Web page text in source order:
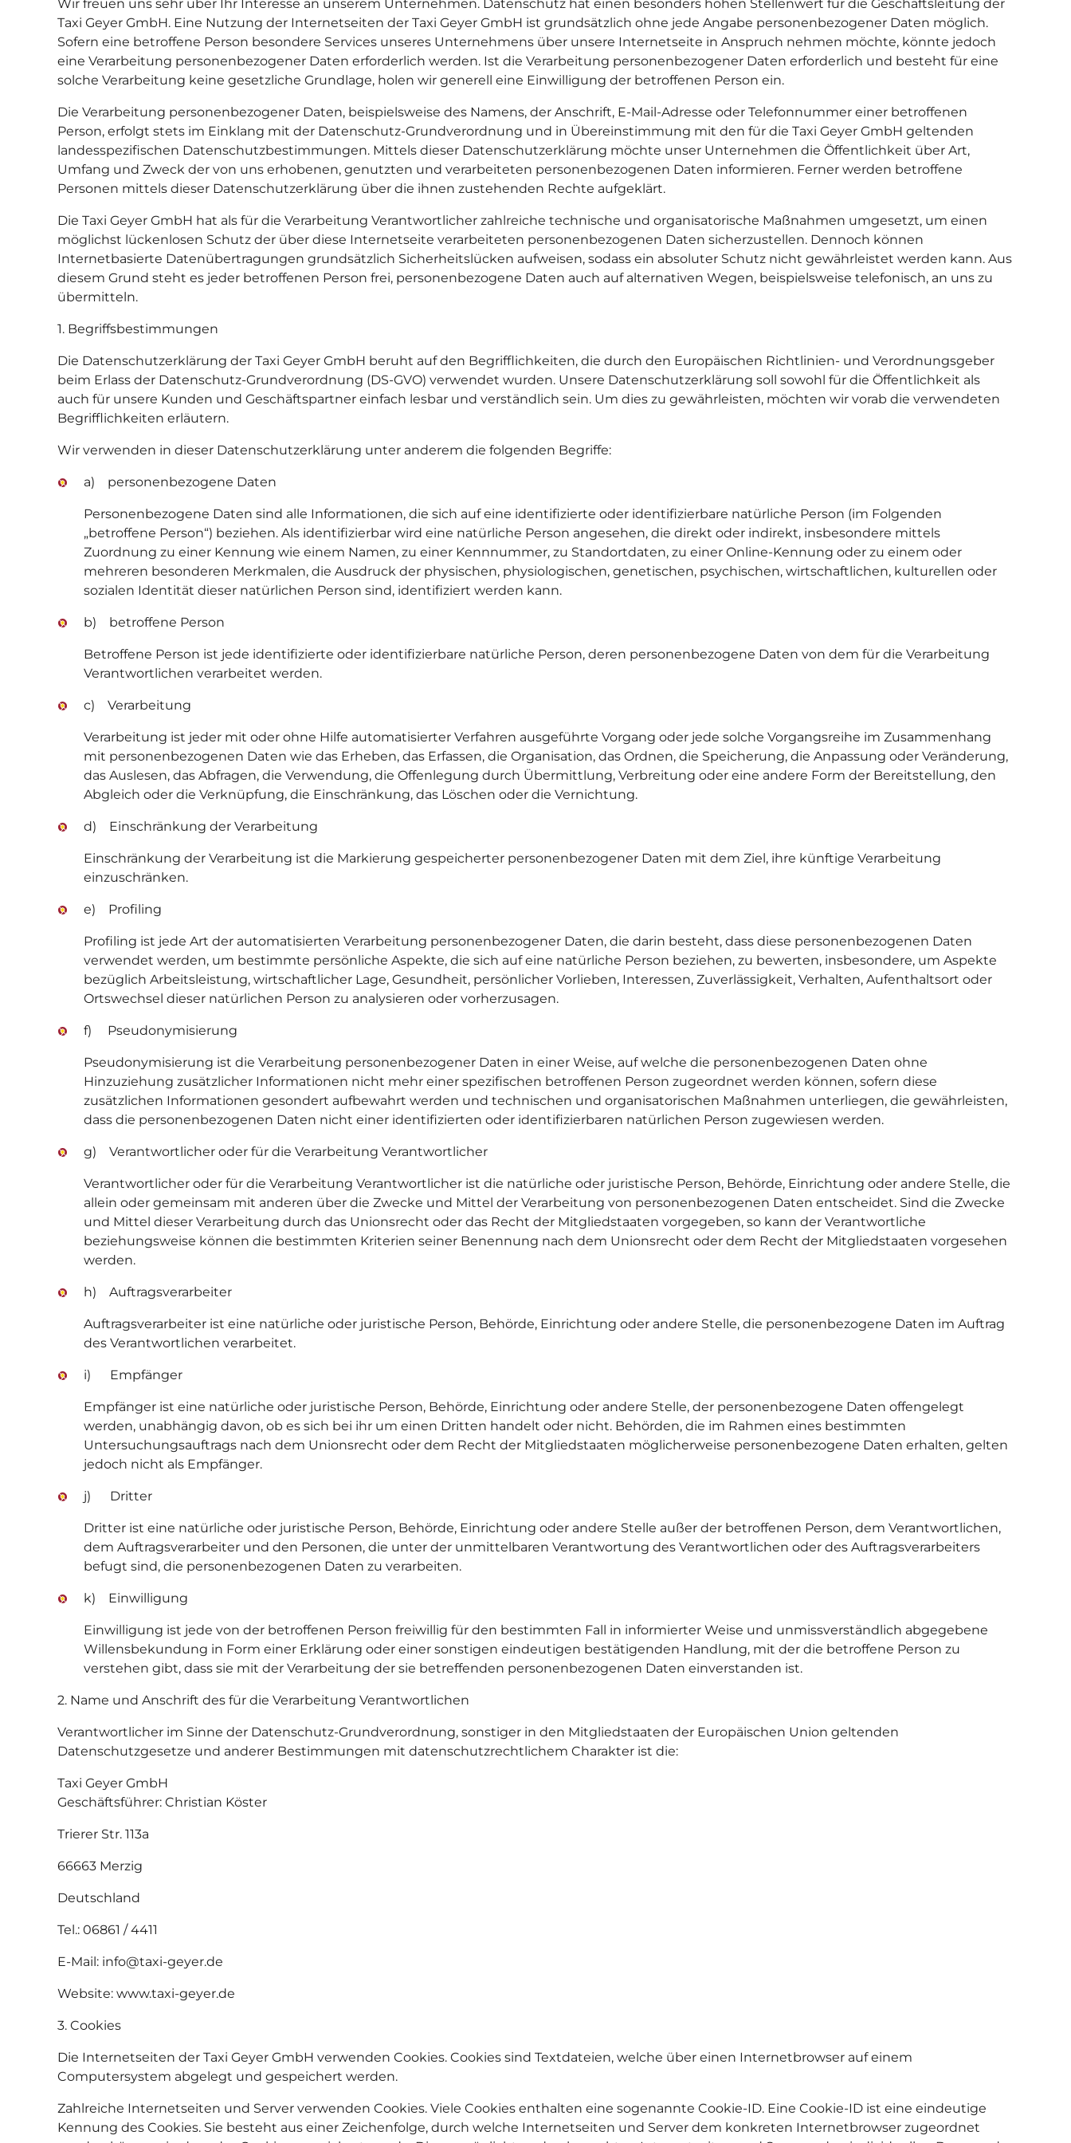
Wir freuen uns sehr über Ihr Interesse an unserem Unternehmen. Datenschutz hat einen besonders hohen Stellenwert für die Geschäftsleitung der
Taxi Geyer GmbH. Eine Nutzung der Internetseiten der Taxi Geyer GmbH ist grundsätzlich ohne jede Angabe personenbezogener Daten möglich.
Sofern eine betroffene Person besondere Services unseres Unternehmens über unsere Internetseite in Anspruch nehmen möchte, könnte jedoch
eine Verarbeitung personenbezogener Daten erforderlich werden. Ist die Verarbeitung personenbezogener Daten erforderlich und besteht für eine
solche Verarbeitung keine gesetzliche Grundlage, holen wir generell eine Einwilligung der betroffenen Person ein.
Die Verarbeitung personenbezogener Daten, beispielsweise des Namens, der Anschrift, E-Mail-Adresse oder Telefonnummer einer betroffenen
Person, erfolgt stets im Einklang mit der Datenschutz-Grundverordnung und in Übereinstimmung mit den für die Taxi Geyer GmbH geltenden
landesspezifischen Datenschutzbestimmungen. Mittels dieser Datenschutzerklärung möchte unser Unternehmen die Öffentlichkeit über Art,
Umfang und Zweck der von uns erhobenen, genutzten und verarbeiteten personenbezogenen Daten informieren. Ferner werden betroffene
Personen mittels dieser Datenschutzerklärung über die ihnen zustehenden Rechte aufgeklärt.
Die Taxi Geyer GmbH hat als für die Verarbeitung Verantwortlicher zahlreiche technische und organisatorische Maßnahmen umgesetzt, um einen
möglichst lückenlosen Schutz der über diese Internetseite verarbeiteten personenbezogenen Daten sicherzustellen. Dennoch können
Internetbasierte Datenübertragungen grundsätzlich Sicherheitslücken aufweisen, sodass ein absoluter Schutz nicht gewährleistet werden kann. Aus
diesem Grund steht es jeder betroffenen Person frei, personenbezogene Daten auch auf alternativen Wegen, beispielsweise telefonisch, an uns zu
übermitteln.
1. Begriffsbestimmungen
Die Datenschutzerklärung der Taxi Geyer GmbH beruht auf den Begrifflichkeiten, die durch den Europäischen Richtlinien- und Verordnungsgeber
beim Erlass der Datenschutz-Grundverordnung (DS-GVO) verwendet wurden. Unsere Datenschutzerklärung soll sowohl für die Öffentlichkeit als
auch für unsere Kunden und Geschäftspartner einfach lesbar und verständlich sein. Um dies zu gewährleisten, möchten wir vorab die verwendeten
Begrifflichkeiten erläutern.
Wir verwenden in dieser Datenschutzerklärung unter anderem die folgenden Begriffe:
a) personenbezogene Daten
Personenbezogene Daten sind alle Informationen, die sich auf eine identifizierte oder identifizierbare natürliche Person (im Folgenden
„betroffene Person“) beziehen. Als identifizierbar wird eine natürliche Person angesehen, die direkt oder indirekt, insbesondere mittels
Zuordnung zu einer Kennung wie einem Namen, zu einer Kennnummer, zu Standortdaten, zu einer Online-Kennung oder zu einem oder
mehreren besonderen Merkmalen, die Ausdruck der physischen, physiologischen, genetischen, psychischen, wirtschaftlichen, kulturellen oder
sozialen Identität dieser natürlichen Person sind, identifiziert werden kann.
b) betroffene Person
Betroffene Person ist jede identifizierte oder identifizierbare natürliche Person, deren personenbezogene Daten von dem für die Verarbeitung
Verantwortlichen verarbeitet werden.
c) Verarbeitung
Verarbeitung ist jeder mit oder ohne Hilfe automatisierter Verfahren ausgeführte Vorgang oder jede solche Vorgangsreihe im Zusammenhang
mit personenbezogenen Daten wie das Erheben, das Erfassen, die Organisation, das Ordnen, die Speicherung, die Anpassung oder Veränderung,
das Auslesen, das Abfragen, die Verwendung, die Offenlegung durch Übermittlung, Verbreitung oder eine andere Form der Bereitstellung, den
Abgleich oder die Verknüpfung, die Einschränkung, das Löschen oder die Vernichtung.
d) Einschränkung der Verarbeitung
Einschränkung der Verarbeitung ist die Markierung gespeicherter personenbezogener Daten mit dem Ziel, ihre künftige Verarbeitung
einzuschränken.
e) Profiling
Profiling ist jede Art der automatisierten Verarbeitung personenbezogener Daten, die darin besteht, dass diese personenbezogenen Daten
verwendet werden, um bestimmte persönliche Aspekte, die sich auf eine natürliche Person beziehen, zu bewerten, insbesondere, um Aspekte
bezüglich Arbeitsleistung, wirtschaftlicher Lage, Gesundheit, persönlicher Vorlieben, Interessen, Zuverlässigkeit, Verhalten, Aufenthaltsort oder
Ortswechsel dieser natürlichen Person zu analysieren oder vorherzusagen.
f) Pseudonymisierung
Pseudonymisierung ist die Verarbeitung personenbezogener Daten in einer Weise, auf welche die personenbezogenen Daten ohne
Hinzuziehung zusätzlicher Informationen nicht mehr einer spezifischen betroffenen Person zugeordnet werden können, sofern diese
zusätzlichen Informationen gesondert aufbewahrt werden und technischen und organisatorischen Maßnahmen unterliegen, die gewährleisten,
dass die personenbezogenen Daten nicht einer identifizierten oder identifizierbaren natürlichen Person zugewiesen werden.
g) Verantwortlicher oder für die Verarbeitung Verantwortlicher
Verantwortlicher oder für die Verarbeitung Verantwortlicher ist die natürliche oder juristische Person, Behörde, Einrichtung oder andere Stelle, die
allein oder gemeinsam mit anderen über die Zwecke und Mittel der Verarbeitung von personenbezogenen Daten entscheidet. Sind die Zwecke
und Mittel dieser Verarbeitung durch das Unionsrecht oder das Recht der Mitgliedstaaten vorgegeben, so kann der Verantwortliche
beziehungsweise können die bestimmten Kriterien seiner Benennung nach dem Unionsrecht oder dem Recht der Mitgliedstaaten vorgesehen
werden.
h) Auftragsverarbeiter
Auftragsverarbeiter ist eine natürliche oder juristische Person, Behörde, Einrichtung oder andere Stelle, die personenbezogene Daten im Auftrag
des Verantwortlichen verarbeitet.
i) Empfänger
Empfänger ist eine natürliche oder juristische Person, Behörde, Einrichtung oder andere Stelle, der personenbezogene Daten offengelegt
werden, unabhängig davon, ob es sich bei ihr um einen Dritten handelt oder nicht. Behörden, die im Rahmen eines bestimmten
Untersuchungsauftrags nach dem Unionsrecht oder dem Recht der Mitgliedstaaten möglicherweise personenbezogene Daten erhalten, gelten
jedoch nicht als Empfänger.
j) Dritter
Dritter ist eine natürliche oder juristische Person, Behörde, Einrichtung oder andere Stelle außer der betroffenen Person, dem Verantwortlichen,
dem Auftragsverarbeiter und den Personen, die unter der unmittelbaren Verantwortung des Verantwortlichen oder des Auftragsverarbeiters
befugt sind, die personenbezogenen Daten zu verarbeiten.
k) Einwilligung
Einwilligung ist jede von der betroffenen Person freiwillig für den bestimmten Fall in informierter Weise und unmissverständlich abgegebene
Willensbekundung in Form einer Erklärung oder einer sonstigen eindeutigen bestätigenden Handlung, mit der die betroffene Person zu
verstehen gibt, dass sie mit der Verarbeitung der sie betreffenden personenbezogenen Daten einverstanden ist.
2. Name und Anschrift des für die Verarbeitung Verantwortlichen
Verantwortlicher im Sinne der Datenschutz-Grundverordnung, sonstiger in den Mitgliedstaaten der Europäischen Union geltenden
Datenschutzgesetze und anderer Bestimmungen mit datenschutzrechtlichem Charakter ist die:
Taxi Geyer GmbH
Geschäftsführer: Christian Köster
Trierer Str. 113a
66663 Merzig
Deutschland
Tel.: 06861 / 4411
E-Mail: info@taxi-geyer.de
Website: www.taxi-geyer.de
3. Cookies
Die Internetseiten der Taxi Geyer GmbH verwenden Cookies. Cookies sind Textdateien, welche über einen Internetbrowser auf einem
Computersystem abgelegt und gespeichert werden.
Zahlreiche Internetseiten und Server verwenden Cookies. Viele Cookies enthalten eine sogenannte Cookie-ID. Eine Cookie-ID ist eine eindeutige
Kennung des Cookies. Sie besteht aus einer Zeichenfolge, durch welche Internetseiten und Server dem konkreten Internetbrowser zugeordnet